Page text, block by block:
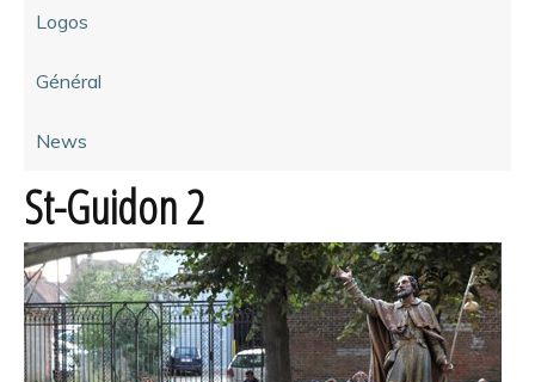
Logos
Général
News
St-Guidon 2